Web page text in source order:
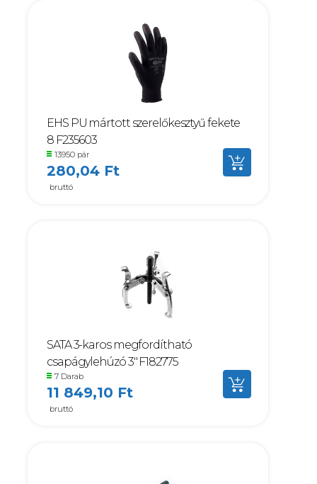
EHS PU mártott szerelőkesztyű fekete
8 F235603
13950 pár
280,04 Ft
bruttó
SATA 3-karos megfordítható
csapágylehúzó 3" F182775
7 Darab
11 849,10 Ft
bruttó